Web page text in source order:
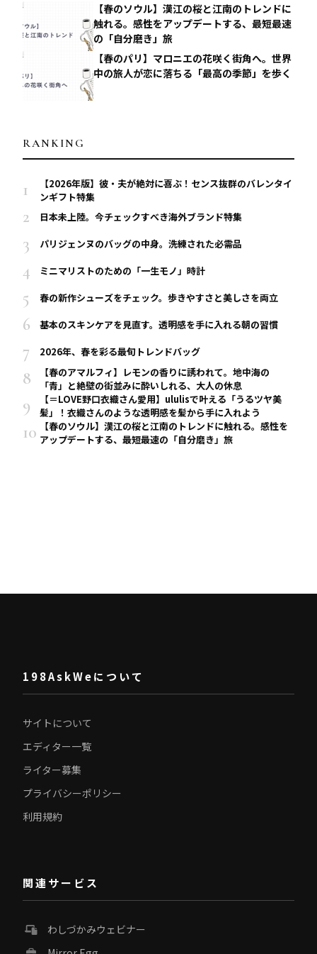
【春のソウル】漢江の桜と江南のトレンドに
触れる。感性をアップデートする、最短最速
の「自分磨き」旅
【春のパリ】マロニエの花咲く街角へ。世界
中の旅人が恋に落ちる「最高の季節」を歩く
RANKING
【2026年版】彼・夫が絶対に喜ぶ！センス抜群のバレンタイ
ンギフト特集
日本未上陸。今チェックすべき海外ブランド特集
パリジェンヌのバッグの中身。洗練された必需品
ミニマリストのための「一生モノ」時計
春の新作シューズをチェック。歩きやすさと美しさを両立
基本のスキンケアを見直す。透明感を手に入れる朝の習慣
2026年、春を彩る最旬トレンドバッグ
【春のアマルフィ】レモンの香りに誘われて。地中海の
「青」と絶壁の街並みに酔いしれる、大人の休息
【＝LOVE野口衣織さん愛用】ululisで叶える「うるツヤ美
髪」！衣織さんのような透明感を髪から手に入れよう
【春のソウル】漢江の桜と江南のトレンドに触れる。感性を
アップデートする、最短最速の「自分磨き」旅
198AskWeについて
サイトについて
エディター一覧
ライター募集
プライバシーポリシー
利用規約
関連サービス
わしづかみウェビナー